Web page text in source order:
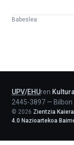
Babeslea:
UPV/EHUren
2445-3897 —
© 2026 Zientzia Kaiera
4.0 Nazioartekoa